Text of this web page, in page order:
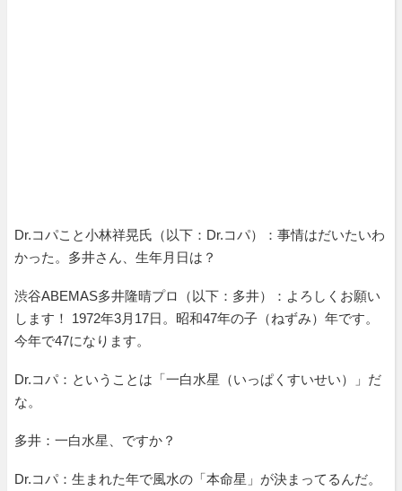
Dr.コパこと小林祥晃氏（以下：Dr.コパ）：事情はだいたいわ
かった。多井さん、生年月日は？
渋谷ABEMAS多井隆晴プロ（以下：多井）：よろしくお願い
します！ 1972年3月17日。昭和47年の子（ねずみ）年です。
今年で47になります。
Dr.コパ：ということは「一白水星（いっぱくすいせい）」だ
な。
多井：一白水星、ですか？
Dr.コパ：生まれた年で風水の「本命星」が決まってるんだ。